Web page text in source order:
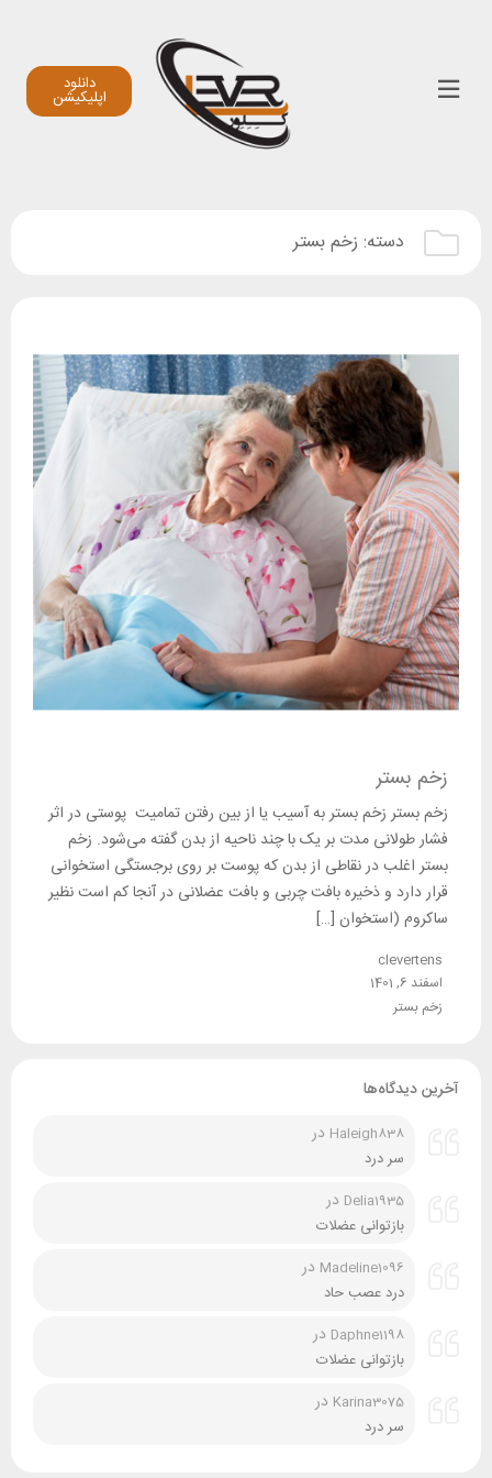
دانلود
اپلیکیشن
دسته: زخم بستر
زخم بستر
زخم بستر زخم بستر به آسیب یا از بین رفتن تمامیت پوستی در اثر
فشار طولانی مدت بر یک با چند ناحیه از بدن گفته می‌شود. زخم
بستر اغلب در نقاطی از بدن که پوست بر روی برجستگی استخوانی
قرار دارد و ذخیره بافت چربی و بافت عضلانی در آنجا کم است نظیر
ساکروم (استخوان […]
clevertens
اسفند 6, 1401
زخم بستر
آخرین دیدگاه‌ها
Haleigh838 در
سر درد
Delia1935 در
بازتوانی عضلات
Madeline1096 در
درد عصب حاد
Daphne1198 در
بازتوانی عضلات
Karina3075 در
سر درد